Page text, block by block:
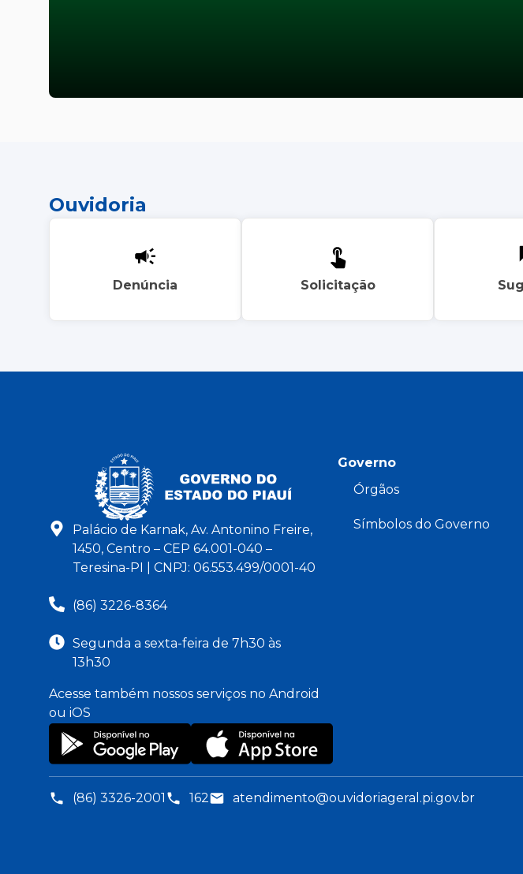
Ouvidoria
Denúncia Solicitação
Palácio de Karnak, Av. Antonino Freire,
1450, Centro – CEP 64.001-040 –
Teresina-PI | CNPJ: 06.553.499/0001-40
(86) 3226-8364
Segunda a sexta-feira de 7h30 às
13h30
Acesse também nossos serviços no Android
ou iOS
Governo
Órgãos
Símbolos do Governo
(86) 3326-2001 162 atendimento@ouvidoriageral.pi.gov.br